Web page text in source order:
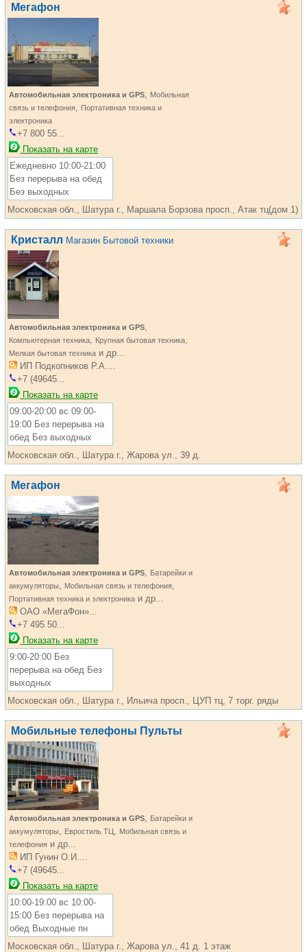
Мегафон
Автомобильная электроника и GPS, Мобильная
связь и телефония, Портативная техника и
электроника
+7 800 55...
Показать на карте
Ежедневно 10:00-21:00
Без перерыва на обед
Без выходных
Московская обл., Шатура г., Маршала Борзова просп., Атак тц(дом 1)
Кристалл Магазин Бытовой техники
Автомобильная электроника и GPS,
Компьютерная техника, Крупная бытовая техника,
Мелкая бытовая техника и др...
ИП Подкопников Р.А....
+7 (49645...
Показать на карте
09:00-20:00 вс 09:00-
19:00 Без перерыва на
обед Без выходных
Московская обл., Шатура г., Жарова ул., 39 д.
Мегафон
Автомобильная электроника и GPS, Батарейки и
аккумуляторы, Мобильная связь и телефония,
Портативная техника и электроника и др...
ОАО «МегаФон»...
+7 495 50...
Показать на карте
9:00-20:00 Без
перерыва на обед Без
выходных
Московская обл., Шатура г., Ильича просп., ЦУП тц, 7 торг. ряды
Мобильные телефоны Пульты
Автомобильная электроника и GPS, Батарейки и
аккумуляторы, Евростиль ТЦ, Мобильная связь и
телефония и др...
ИП Гунин О.И....
+7 (49645...
Показать на карте
10:00-19:00 вс 10:00-
15:00 Без перерыва на
обед Выходные пн
Московская обл., Шатура г., Жарова ул., 41 д. 1 этаж